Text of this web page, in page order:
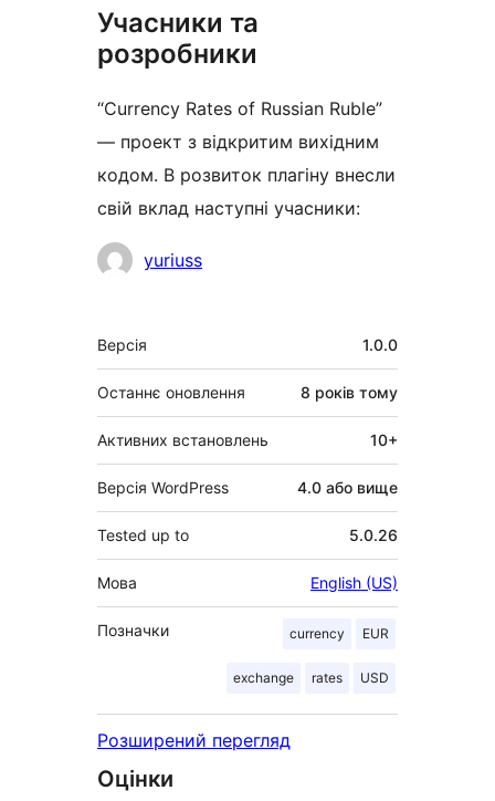
Учасники та
розробники
“Currency Rates of Russian Ruble”
— проект з відкритим вихідним
кодом. В розвиток плагіну внесли
свій вклад наступні учасники:
Учасники
yuriuss
Мета
Версія 1.0.0
Останнє оновлення 8 років тому
Активних встановлень 10+
Версія WordPress 4.0 або вище
Tested up to 5.0.26
Мова English (US)
Позначки currency EUR
exchange rates USD
Розширений перегляд
Оцінки